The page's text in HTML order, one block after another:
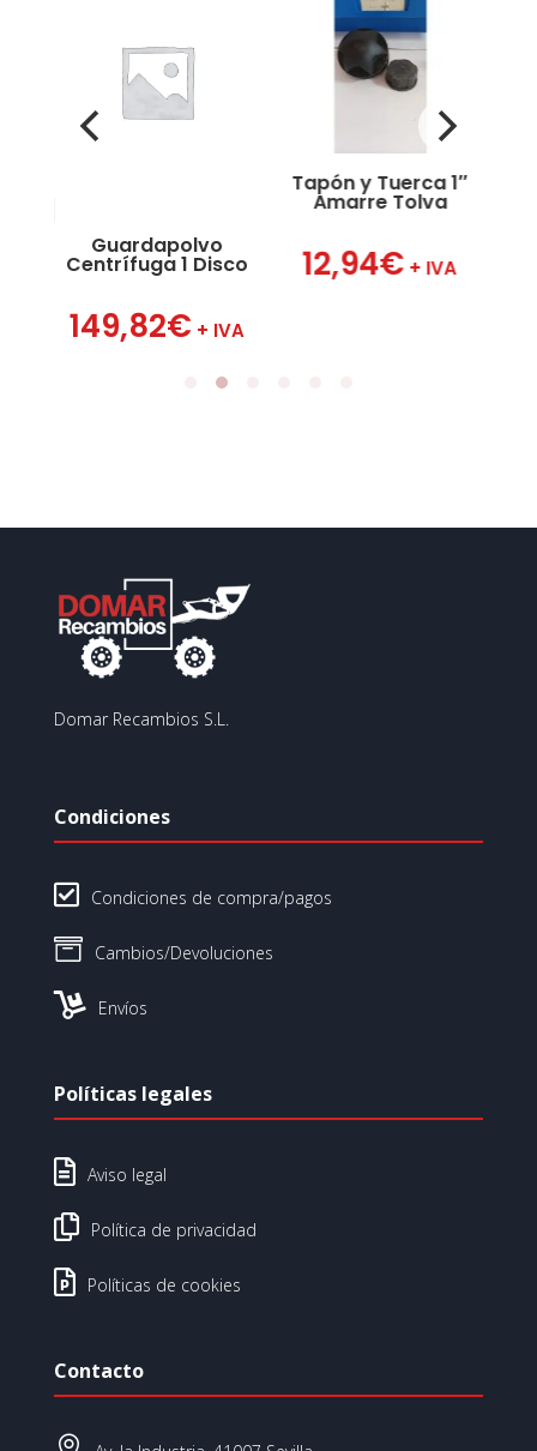
Guardapolvo
Centrífuga 1 Disco
149,82€ + IVA
Tapón y Tuerca 1″
Amarre Tolva
12,94€ + IVA
Domar Recambios S.L.
Condiciones
 Condiciones de compra/pagos
 Cambios/Devoluciones
 Envíos
Políticas legales
 Aviso legal
 Política de privacidad
 Políticas de cookies
Contacto